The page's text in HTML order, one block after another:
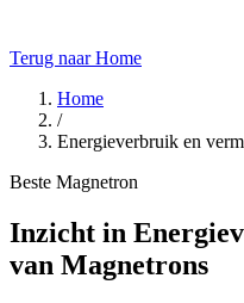
Terug naar Home
Home
/
Energieverbruik en
Beste Magnetron
Inzicht in
van Magnetrons